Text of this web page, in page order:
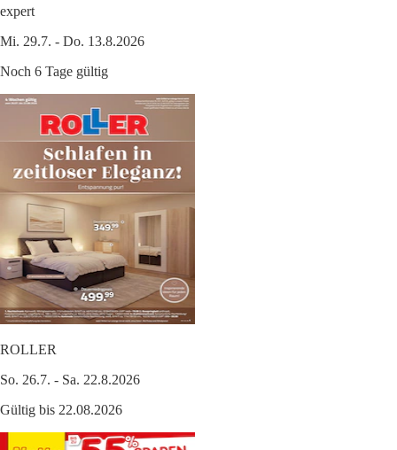
expert
Mi. 29.7. - Do. 13.8.2026
Noch 6 Tage gültig
ROLLER
So. 26.7. - Sa. 22.8.2026
Gültig bis 22.08.2026